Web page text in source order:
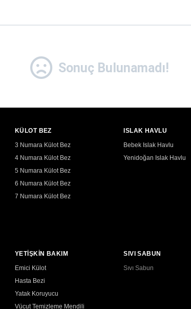
Sonuç Bulunamadı!
KÜLOT BEZ
3 Numara Külot Bez
4 Numara Külot Bez
5 Numara Külot Bez
6 Numara Külot Bez
7 Numara Külot Bez
ISLAK HAVLU
Bebek Islak Havlu
Yenidoğan Islak Havlu
YETİŞKİN BAKIM
Emici Külot
Hasta Bezi
Yatak Koruyucu
Vücut Temizleme Mendili
SIVI SABUN
Sıvı Sabun